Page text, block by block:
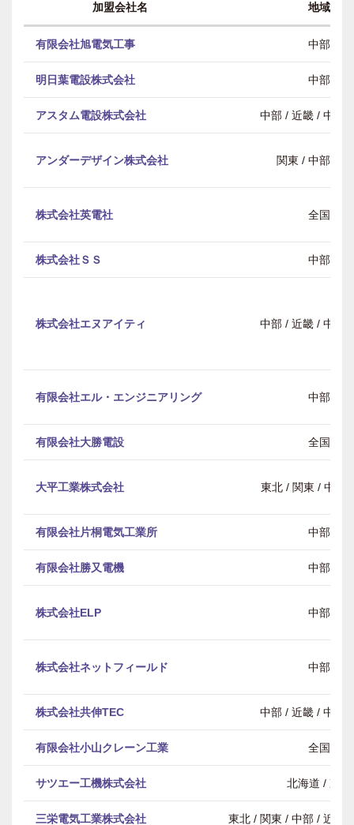
加盟会社名 地域
有限会社旭電気工事 中部
明日葉電設株式会社 中部
アスタム電設株式会社 中部 / 近畿 / 中国
アンダーデザイン株式会社 関東 / 中部 / 近
株式会社英電社 全国
株式会社ＳＳ 中部
株式会社エヌアイティ 中部 / 近畿 / 中国
有限会社エル・エンジニアリング 中部
有限会社大勝電設 全国
大平工業株式会社 東北 / 関東 / 中部
有限会社片桐電気工業所 中部
有限会社勝又電機 中部
株式会社ELP 中部
株式会社ネットフィールド 中部
株式会社共伸TEC 中部 / 近畿 / 中国
有限会社小山クレーン工業 全国
サツエー工機株式会社 北海道 / 東北
三栄電気工業株式会社 東北 / 関東 / 中部 / 近畿